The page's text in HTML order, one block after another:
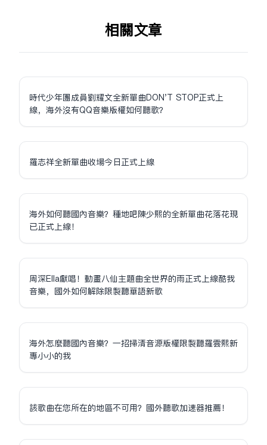
相关文章
時代少年團成員劉耀文全新單曲DON'T STOP正式上
線，海外沒有QQ音樂版權如何聽歌？
羅志祥全新單曲收場今日正式上線
海外如何聽國內音樂？種地吧陳少熙的全新單曲花落花現
已正式上線！
周深Ella獻唱！動畫八仙主題曲全世界的雨正式上線酷我
音樂，國外如何解除限制聽華語新歌
海外怎麼聽國內音樂？一招掃清音源版權限制聽羅雲熙新
專小小的我
該歌曲在您所在的地區不可用？國外聽歌加速器推薦！